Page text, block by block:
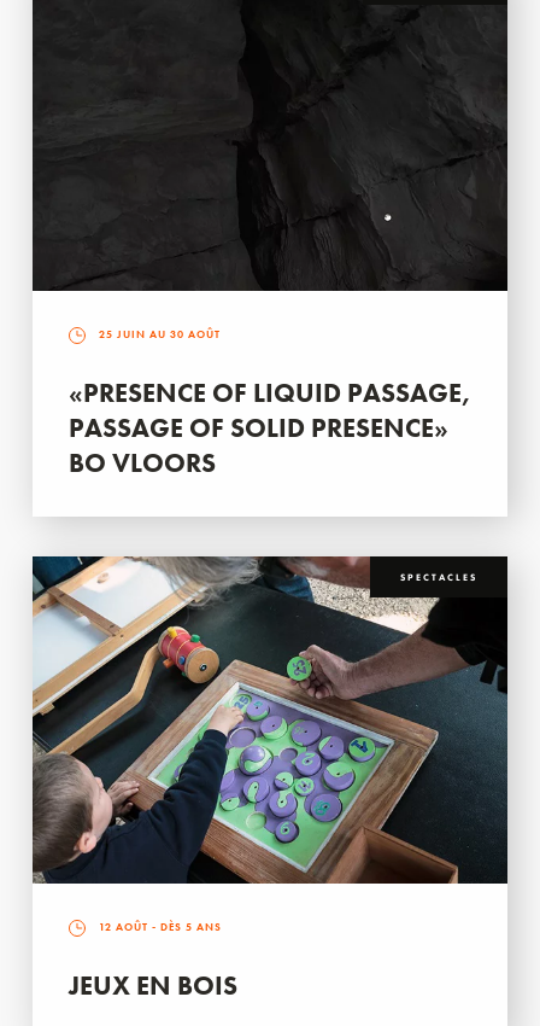
25 JUIN AU 30 AOÛT
«PRESENCE OF LIQUID PASSAGE,
PASSAGE OF SOLID PRESENCE»
BO VLOORS
SPECTACLES
12 AOÛT - DÈS 5 ANS
JEUX EN BOIS